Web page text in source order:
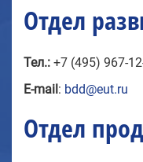
Отдел
Тел.: +7 (495) 967-
E-mail : bdd@eut.ru
Отдел